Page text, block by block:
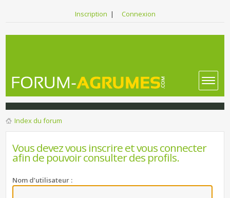
Inscription | Connexion
Index du forum
Vous devez vous inscrire et vous connecter
afin de pouvoir consulter des profils.
Nom d’utilisateur :